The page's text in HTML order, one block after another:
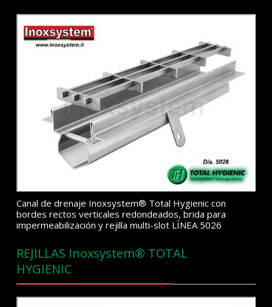
Canal de drenaje Inoxsystem® Total Hygienic con
bordes rectos verticales redondeados, brida para
impermeabilización y rejilla multi-slot LÍNEA 5026
REJILLAS Inoxsystem® TOTAL
HYGIENIC